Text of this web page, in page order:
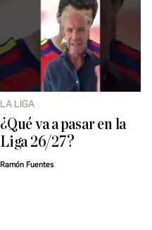
LA LIGA
¿Qué va a pasar en la
Liga 26/27?
Ramón Fuentes